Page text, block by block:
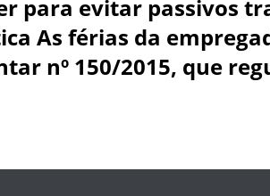
para evitar passivos
As férias da
nº 150/2015, que